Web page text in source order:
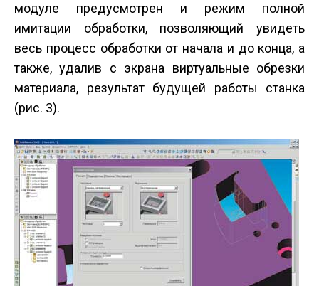
модуле предусмотрен и режим полной
имитации обработки, позволяющий увидеть
весь процесс обработки от начала и до конца, а
также, удалив с экрана виртуальные обрезки
материала, результат будущей работы станка
(рис. 3).